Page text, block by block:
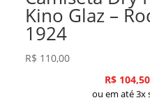
Kino Glaz –
1924
R$ 110,00
R$104,50
ou em até 3x